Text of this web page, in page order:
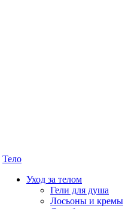
Тело
Уход за телом
Гели для душа
Лосьоны и кремы